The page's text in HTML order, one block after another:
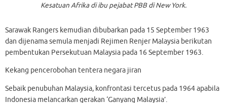
Kesatuan Afrika di ibu pejabat PBB di New York.
Sarawak Rangers kemudian dibubarkan pada 15 September 1963
dan dijenama semula menjadi Rejimen Renjer Malaysia berikutan
pembentukan Persekutuan Malaysia pada 16 September 1963.
Kekang pencerobohan tentera negara jiran
Sebaik penubuhan Malaysia, konfrontasi tercetus pada 1964 apabila
Indonesia melancarkan gerakan ‘Ganyang Malaysia’.